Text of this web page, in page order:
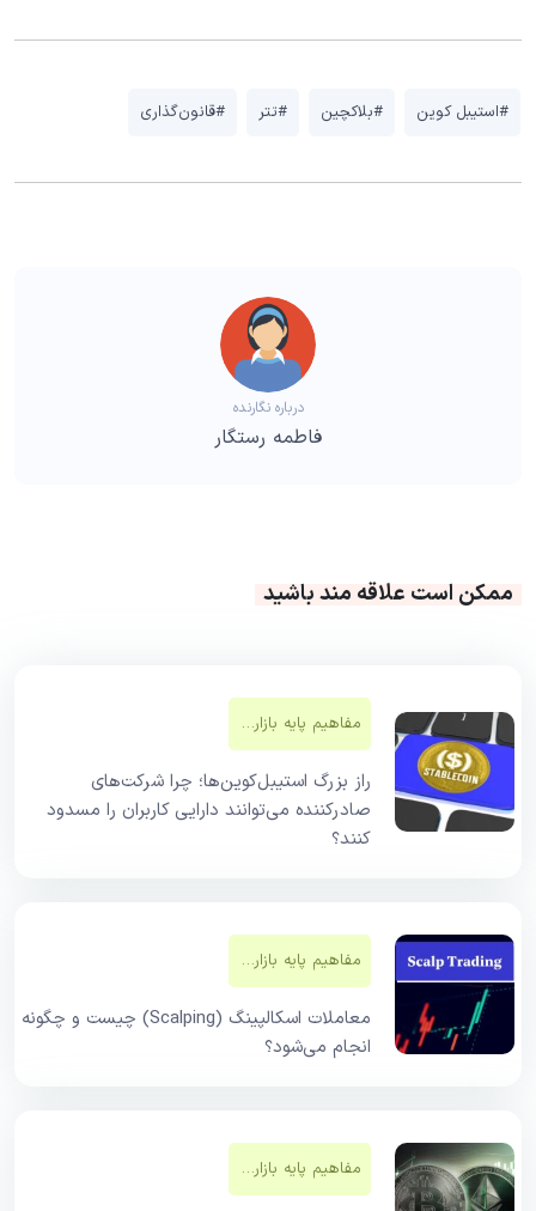
#استیبل کوین #بلاکچین #تتر #قانون‌گذاری
درباره نگارنده
فاطمه رستگار
ممکن است علاقه مند باشید
مفاهیم پایه بازار‌های مالی
راز بزرگ استیبل‌کوین‌ها؛ چرا شرکت‌های
صادرکننده می‌توانند دارایی کاربران را مسدود
کنند؟
مفاهیم پایه بازار‌های مالی
معاملات اسکالپینگ (Scalping) چیست و چگونه
انجام می‌شود؟
مفاهیم پایه بازار‌های مالی